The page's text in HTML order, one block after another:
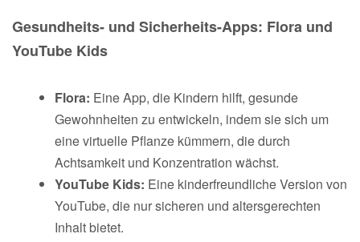
Gesundheits- und Sicherheits-Apps: Flora und
YouTube Kids
Flora: Eine App, die Kindern hilft, gesunde
Gewohnheiten zu entwickeln, indem sie sich um
eine virtuelle Pflanze kümmern, die durch
Achtsamkeit und Konzentration wächst.
YouTube Kids: Eine kinderfreundliche Version von
YouTube, die nur sicheren und altersgerechten
Inhalt bietet.